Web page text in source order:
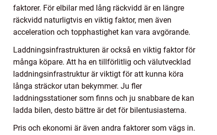
faktorer. För elbilar med lång räckvidd är en längre
räckvidd naturligtvis en viktig faktor, men även
acceleration och topphastighet kan vara avgörande.
Laddningsinfrastrukturen är också en viktig faktor för
många köpare. Att ha en tillförlitlig och välutvecklad
laddningsinfrastruktur är viktigt för att kunna köra
långa sträckor utan bekymmer. Ju fler
laddningsstationer som finns och ju snabbare de kan
ladda bilen, desto bättre är det för bilentusiasterna.
Pris och ekonomi är även andra faktorer som vägs in.